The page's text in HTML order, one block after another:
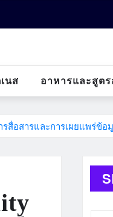
นส อาหารและสูต
สื่อสารและการเผยแพร่ข้